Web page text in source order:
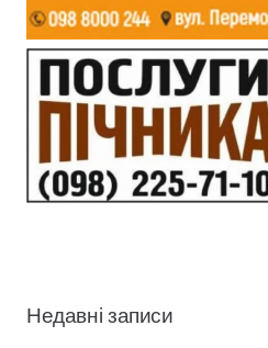
Недавні записи